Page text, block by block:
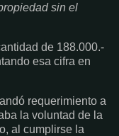
sin el
de 188.000.-
esa cifra en
requerimiento a
la voluntad de la
al cumplirse la